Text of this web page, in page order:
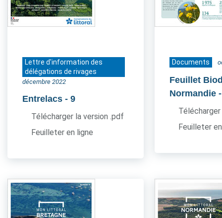
Lettre d'information des
délégations de rivages
décembre 2022
Entrelacs - 9
Télécharger la version .pdf
Feuilleter en ligne
Documents
Feuillet
Normandie
Feuilleter